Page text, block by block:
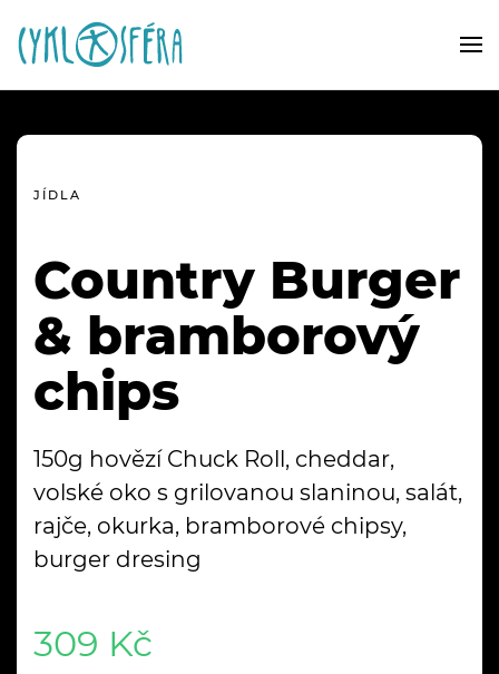
JÍDLA
Country Burger
& bramborový
chips
150g hovězí Chuck Roll, cheddar,
volské oko s grilovanou slaninou, salát,
rajče, okurka, bramborové chipsy,
burger dresing
309 Kč